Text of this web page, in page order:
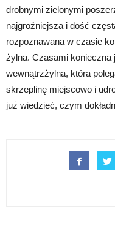
drobnymi zielonymi
najgroźniejsza i dość
rozpoznawana w czasie
żylna. Czasami konieczna
wewnątrzżylna, która
skrzeplinę miejscowo i
już wiedzieć, czym